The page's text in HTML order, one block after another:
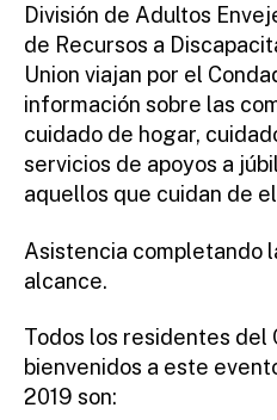
División de Adultos
de Recursos a
Union viajan por el
información sobre las
cuidado de hogar,
servicios de apoyos a
aquellos que cuidan de
Asistencia completando
alcance.
Todos los residentes del
bienvenidos a este
2019 son: